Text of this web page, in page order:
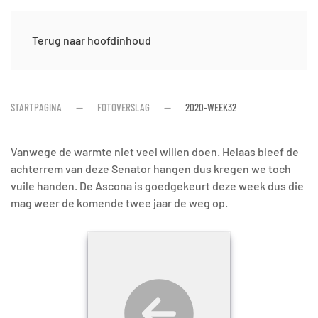
Terug naar hoofdinhoud
STARTPAGINA FOTOVERSLAG 2020-WEEK32
Vanwege de warmte niet veel willen doen. Helaas bleef de
achterrem van deze Senator hangen dus kregen we toch
vuile handen. De Ascona is goedgekeurt deze week dus die
mag weer de komende twee jaar de weg op.